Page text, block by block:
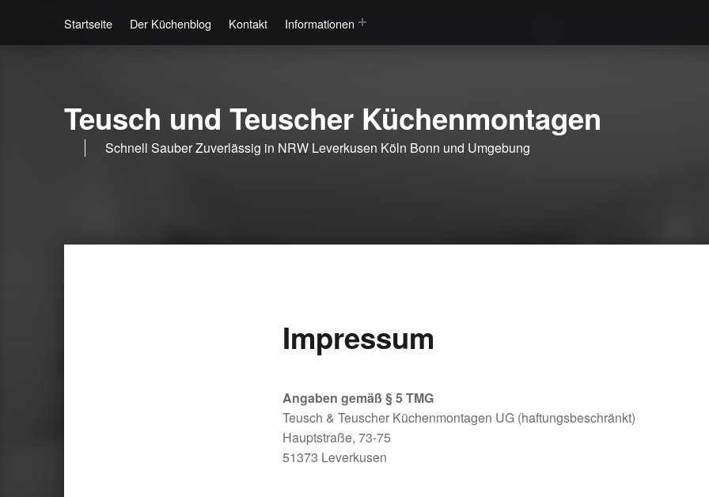
Startseite Der Küchenblog Kontakt Informationen
Teusch und Teuscher Küchenmontagen
Schnell Sauber Zuverlässig in NRW Leverkusen Köln Bonn und Umgebung
Impressum
Angaben gemäß § 5 TMG
Teusch & Teuscher Küchenmontagen UG (haftungsbeschränkt)
Hauptstraße, 73-75
51373 Leverkusen